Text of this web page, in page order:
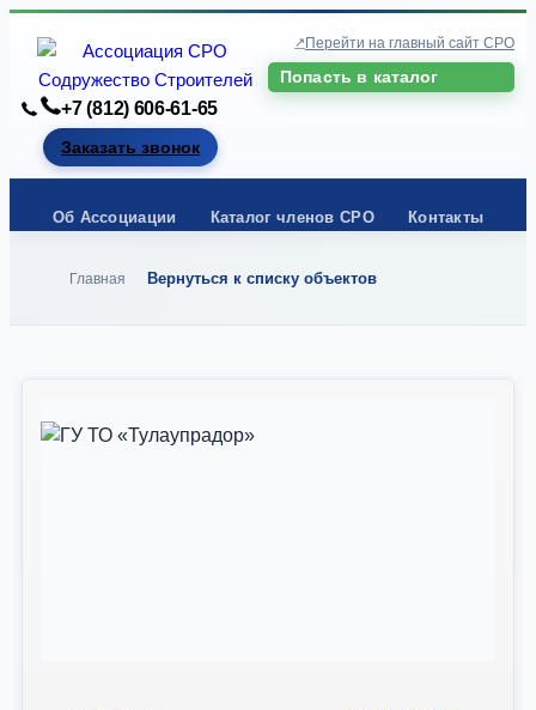
Перейти на главный сайт СРО
Попасть в каталог
+7 (812) 606-61-65
Заказать звонок
Об Ассоциации Каталог членов СРО Контакты
Главная Вернуться к списку объектов